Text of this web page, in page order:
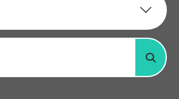
搜寻